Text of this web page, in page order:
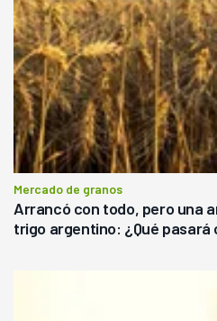
Mercado de granos
Arrancó con todo, pero una
trigo argentino: ¿Qué pasará